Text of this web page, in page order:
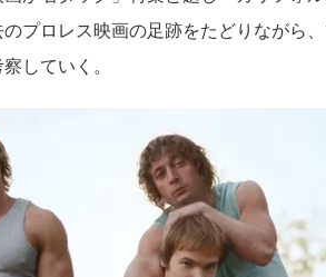
プロレス映画の足跡をたどりながら
していく。